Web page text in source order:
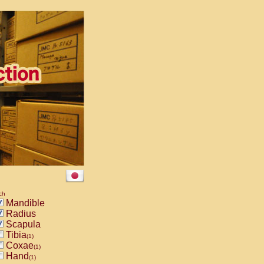
Mandible
Radius
Scapula
Tibia(1)
Coxae(1)
Hand(1)